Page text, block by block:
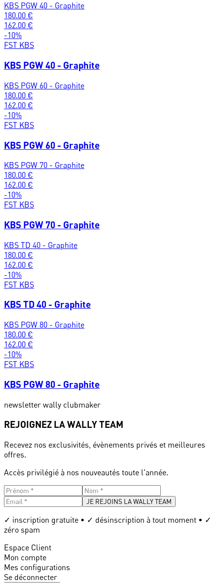
KBS PGW 40 - Graphite
180.00 €
162.00 €
-10%
FST KBS
KBS PGW 40 - Graphite
KBS PGW 60 - Graphite
180.00 €
162.00 €
-10%
FST KBS
KBS PGW 60 - Graphite
KBS PGW 70 - Graphite
180.00 €
162.00 €
-10%
FST KBS
KBS PGW 70 - Graphite
KBS TD 40 - Graphite
180.00 €
162.00 €
-10%
FST KBS
KBS TD 40 - Graphite
KBS PGW 80 - Graphite
180.00 €
162.00 €
-10%
FST KBS
KBS PGW 80 - Graphite
newsletter wally clubmaker
REJOIGNEZ LA WALLY TEAM
Recevez nos exclusivités, évènements privés et meilleures
offres.
Accès privilégié à nos nouveautés toute l'année.
JE REJOINS LA WALLY TEAM
✓ inscription gratuite • ✓ désinscription à tout moment • ✓
zéro spam
Espace Client
Mon compte
Mes configurations
Se déconnecter